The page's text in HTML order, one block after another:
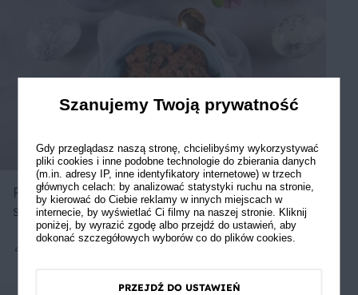
Polędwiczki z suszonymi pomidorami i
sosem śmietanowym
Szanujemy Twoją prywatność
Gdy przeglądasz naszą stronę, chcielibyśmy wykorzystywać
pliki cookies i inne podobne technologie do zbierania danych
(m.in. adresy IP, inne identyfikatory internetowe) w trzech
głównych celach: by analizować statystyki ruchu na stronie,
by kierować do Ciebie reklamy w innych miejscach w
internecie, by wyświetlać Ci filmy na naszej stronie. Kliknij
poniżej, by wyrazić zgodę albo przejdź do ustawień, aby
dokonać szczegółowych wyborów co do plików cookies.
PRZEJDŹ DO USTAWIEŃ